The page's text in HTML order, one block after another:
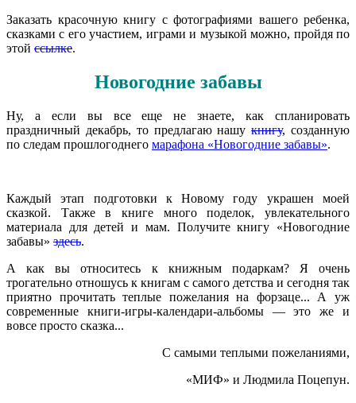
Заказать красочную книгу с фотографиями вашего ребенка,
сказками с его участием, играми и музыкой можно, пройдя по
этой ссылке.
Новогодние забавы
Ну, а если вы все еще не знаете, как спланировать
праздничный декабрь, то предлагаю нашукнигу, созданную
по следам прошлогоднего марафона «Новогодние забавы».
Каждый этап подготовки к Новому году украшен моей
сказкой. Также в книге много поделок, увлекательного
материала для детей и мам. Получите книгу «Новогодние
забавы» здесь.
А как вы относитесь к книжным подаркам? Я очень
трогательно отношусь к книгам с самого детства и сегодня так
приятно прочитать теплые пожелания на форзаце... А уж
современные книги-игры-календари-альбомы — это же и
вовсе просто сказка...
С самыми теплыми пожеланиями,
«МИФ» и Людмила Поцепун.